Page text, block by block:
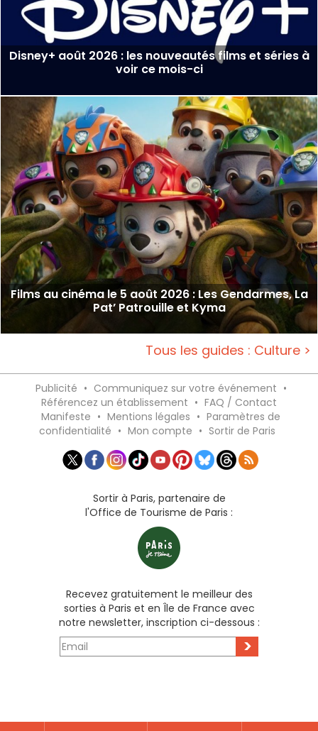
Disney+ août 2026 : les nouveautés films et séries à
voir ce mois-ci
Films au cinéma le 5 août 2026 : Les Gendarmes, La
Pat’ Patrouille et Kyma
Tous les guides : Culture >
Publicité • Communiquez sur votre événement •
Référencez un établissement • FAQ / Contact
Manifeste • Mentions légales • Paramètres de
confidentialité • Mon compte • Sortir de Paris
Sortir à Paris, partenaire de
l'Office de Tourisme de Paris :
Recevez gratuitement le meilleur des
sorties à Paris et en Île de France avec
notre newsletter, inscription ci-dessous :
>